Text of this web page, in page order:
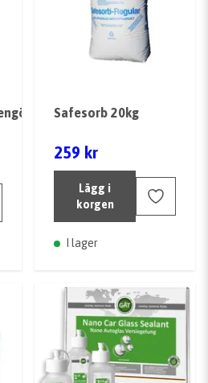
Safesorb 20kg
259 kr
Lägg i
korgen
I lager